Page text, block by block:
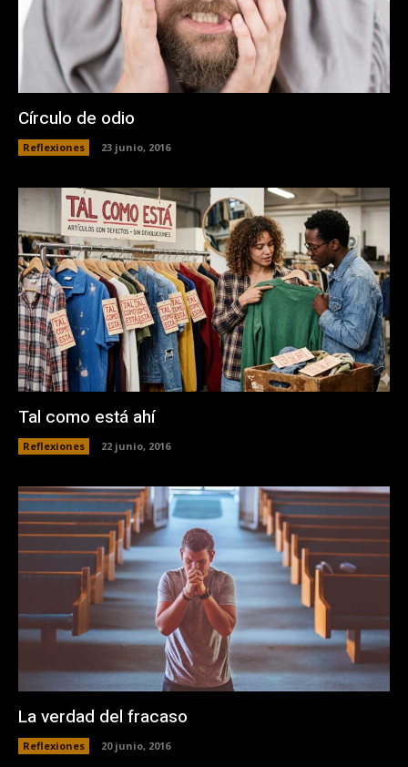
Círculo de odio
Reflexiones 23 junio, 2016
Tal como está ahí
Reflexiones 22 junio, 2016
La verdad del fracaso
Reflexiones 20 junio, 2016